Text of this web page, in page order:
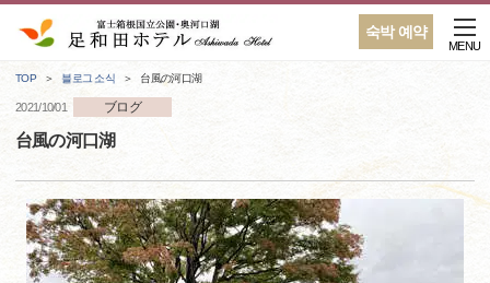
숙박 예약
MENU
TOP 블로그 소식 台風の河口湖
2021/10/01 ブログ
台風の河口湖